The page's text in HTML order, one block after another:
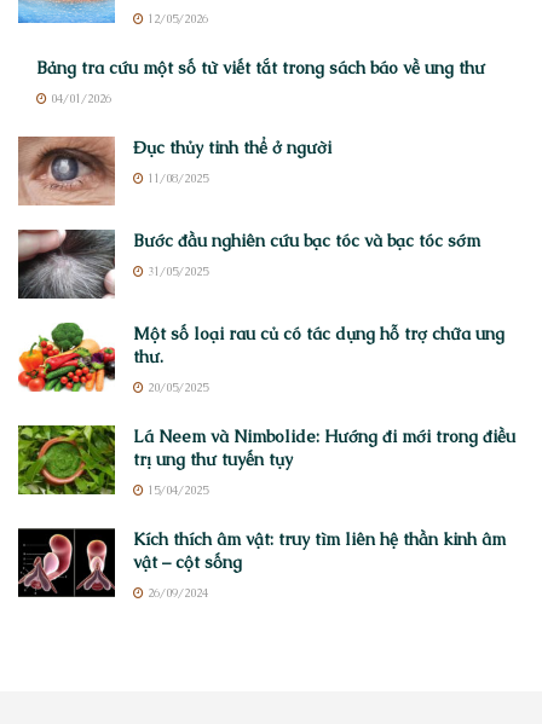
12/05/2026
Bảng tra cứu một số từ viết tắt trong sách báo về ung thư
04/01/2026
Đục thủy tinh thể ở người
11/08/2025
Bước đầu nghiên cứu bạc tóc và bạc tóc sớm
31/05/2025
Một số loại rau củ có tác dụng hỗ trợ chữa ung
thư.
20/05/2025
Lá Neem và Nimbolide: Hướng đi mới trong điều
trị ung thư tuyến tụy
15/04/2025
Kích thích âm vật: truy tìm liên hệ thần kinh âm
vật – cột sống
26/09/2024